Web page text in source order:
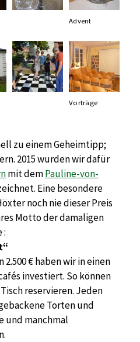
Advent
Vorträge
zu einem Geheimtipp;
2015 wurden wir dafür
mit demPauline-von-
Eine besondere
noch nie dieser Preis
Motto der damaligen
:
2.500 € haben wir in einen
investiert. So können
reservieren. Jeden
Torten und
und manchmal